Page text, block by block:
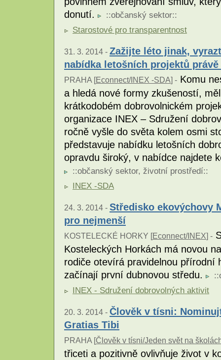
donutí.
::občanský sektor::
Starostové pro transparentnost
31. 3. 2014 - Zažijte léto jinak,
nabídka letošních projektů právě
PRAHA [Econnect/INEX -SDA] - Komu
a hledá nové formy zkušeností,
krátkodobém dobrovolnickém
organizace INEX – Sdružení
ročně vyšle do světa kolem osmi
představuje nabídku letošních
opravdu široký, v nabídce najdete
::občanský sektor, životní prostředí::
INEX -SDA
24. 3. 2014 - Středisko ekovýchovy
pro nejmenší
KOSTELECKÉ HORKY [Econnect/INEX] -
Kosteleckých Horkách má novou
rodiče otevírá pravidelnou přírodní
začínají první dubnovou středu.
::
INEX - Sdružení dobrovolných aktivit
20. 3. 2014 - Člověk v tísni:
Gratias Tibi
PRAHA [Člověk v tísni/Jeden svět na
třiceti a pozitivně ovlivňuje život v